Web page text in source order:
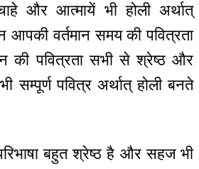
और आत्मायें भी होली अर्थात्
आपकी वर्तमान समय की पवित्रता
की पवित्रता सभी से श्रेष्ठ और
सम्पूर्ण पवित्र अर्थात् होली बनते
बहुत श्रेष्ठ है और सहज भी